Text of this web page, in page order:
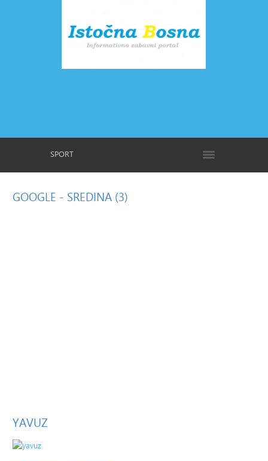
SPORT
GOOGLE - SREDINA (3)
YAVUZ